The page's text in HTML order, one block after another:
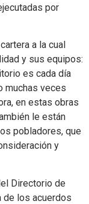
por
a la cual
y sus equipos:
es cada día
muchas veces
en estas obras
le están
pobladores, que
y
Directorio de
de los acuerdos